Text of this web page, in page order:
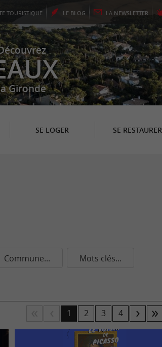
TOURISTIQUE LE BLOG LA NEWSLETTER
Gironde
SE LOGER SE RESTAURER
Commune... Mots clés...
1 2 3 4